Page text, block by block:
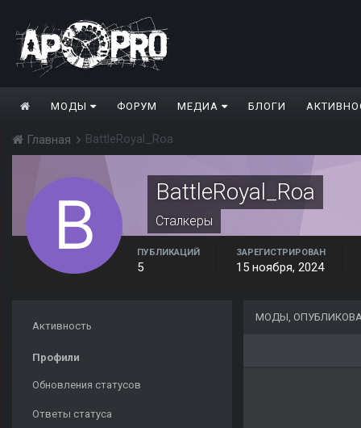
МОДЫ ФОРУМ МЕДИА БЛОГИ
Главная BattleRoyal_Roa
BattleRoyal_Roa
Сталкеры
ПУБЛИКАЦИЙ
5
ЗАРЕГИСТРИРОВАН
15 ноября, 2024
Активность
Профили
Обновления статусов
Ответы статуса
МОДЫ,